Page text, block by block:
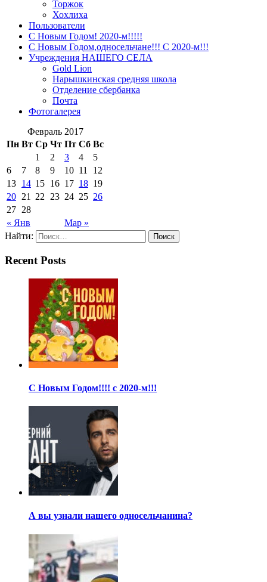
Торжок
Хохлиха
Пользователи
С Новым Годом! 2020-м!!!!!
С Новым Годом,односельчане!!! С 2020-м!!!
Учреждения НАШЕГО СЕЛА
Gold Lion
Нарышкинская средняя школа
Отделение сбербанка
Почта
Фотогалерея
Февраль 2017
Пн Вт Ср Чт Пт Сб Вс
« Янв Мар »
1 2 3 4
5
6
7 8 9 10 11
12
13 14 15 16 17 18 19
20 21 22 23 24 25 26
27 28
Найти:
Recent Posts
С Новым Годом!!!! с 2020-м!!!
А вы узнали нашего односельчанина?